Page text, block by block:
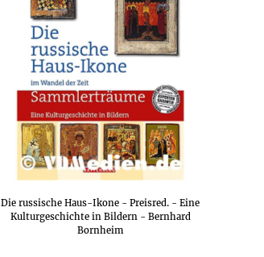
Die russische Haus-Ikone - Preisred. - Eine
Kulturgeschichte in Bildern - Bernhard
Bornheim